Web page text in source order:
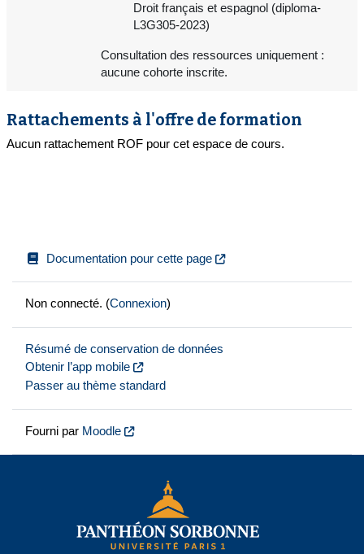
Droit français et espagnol (diploma-
L3G305-2023)
Consultation des ressources uniquement :
aucune cohorte inscrite.
Rattachements à l'offre de formation
Aucun rattachement ROF pour cet espace de cours.
Documentation pour cette page
Non connecté. (Connexion)
Résumé de conservation de données
Obtenir l’app mobile
Passer au thème standard
Fourni par Moodle